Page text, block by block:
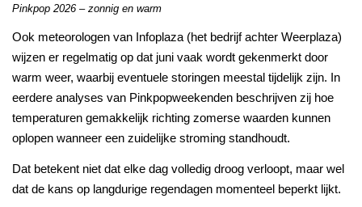
Pinkpop 2026 – zonnig en warm
Ook meteorologen van Infoplaza (het bedrijf achter Weerplaza)
wijzen er regelmatig op dat juni vaak wordt gekenmerkt door
warm weer, waarbij eventuele storingen meestal tijdelijk zijn. In
eerdere analyses van Pinkpopweekenden beschrijven zij hoe
temperaturen gemakkelijk richting zomerse waarden kunnen
oplopen wanneer een zuidelijke stroming standhoudt.
Dat betekent niet dat elke dag volledig droog verloopt, maar wel
dat de kans op langdurige regendagen momenteel beperkt lijkt.